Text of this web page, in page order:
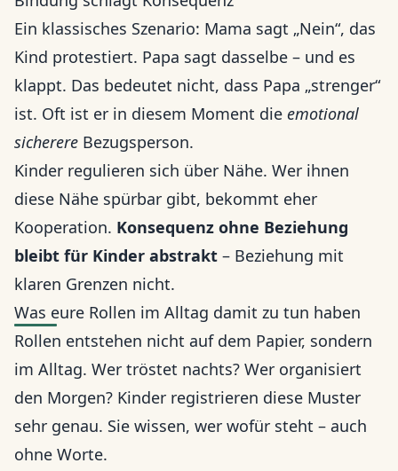
Ein klassisches Szenario: Mama sagt „Nein“, das
Kind protestiert. Papa sagt dasselbe – und es
klappt. Das bedeutet nicht, dass Papa „strenger“
ist. Oft ist er in diesem Moment die emotional
sicherere Bezugsperson.
Kinder regulieren sich über Nähe. Wer ihnen
diese Nähe spürbar gibt, bekommt eher
Kooperation. Konsequenz ohne Beziehung
bleibt für Kinder abstrakt – Beziehung mit
klaren Grenzen nicht.
Was eure Rollen im Alltag damit zu tun haben
Rollen entstehen nicht auf dem Papier, sondern
im Alltag. Wer tröstet nachts? Wer organisiert
den Morgen? Kinder registrieren diese Muster
sehr genau. Sie wissen, wer wofür steht – auch
ohne Worte.